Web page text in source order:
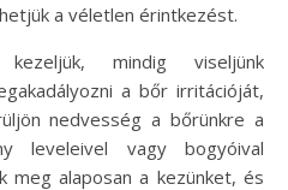
a véletlen érintkezést.
mindig viseljünk
a bőr irritációját,
nedvesség a bőrünkre a
leveleivel vagy bogyóival
meg alaposan a kezünket, és